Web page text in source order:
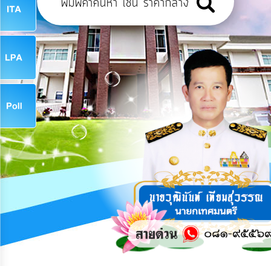
บุคลากร
ข่าว
ประชาสัมพันธ์
การ
เผย
ข้อมูล
สาธารณะ
OIT
การ
ปฏิสัมพันธ์
ฟัง
ความ